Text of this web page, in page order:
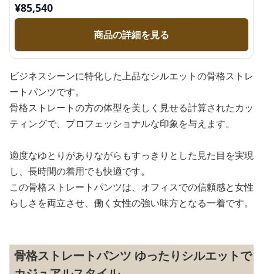
¥85,540
商品の詳細を見る
ビジネスシーンに特化した上品なシルエットの骨格ストレ
ートパンツです。
骨格ストレートの方の体型を美しく見せる計算されたカッ
ティングで、プロフェッショナルな印象を与えます。
適度なゆとりがありながらもすっきりとした見た目を実現
し、長時間の着用でも快適です。
この骨格ストレートパンツは、オフィスでの信頼感と女性
らしさを両立させ、働く女性の強い味方となる一着です。
骨格ストレートパンツ ゆったりシルエットで